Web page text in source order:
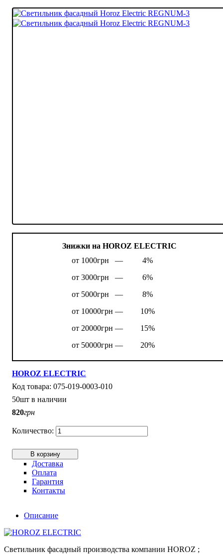
Знижки на HOROZ ELECTRIC
от 1000грн —
4%
от 3000грн —
6%
от 5000грн —
8%
от 10000грн —
10%
от 20000грн —
15%
от 50000грн —
20%
HOROZ ELECTRIC
075-019-0003-010
50шт в наличии
820грн
В корзину
Доставка
Оплата
Гарантия
Контакты
Описание
Светильник фасадный производства компании HOROZ ;